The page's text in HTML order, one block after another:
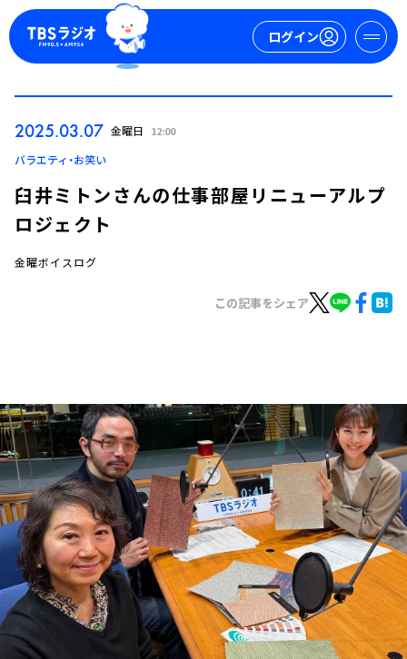
ログイン
ログイン
お知らせ
イベント・グッズ
YouTube
会社情報
2025.03.07 金曜日 12:00
バラエティ・お笑い
臼井ミトンさんの仕事部屋リニューアルプ
ロジェクト
金曜ボイスログ
この記事をシェア